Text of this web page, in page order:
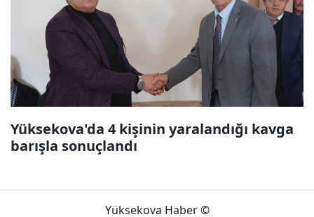
Yüksekova'da 4 kişinin yaralandığı kavga
barışla sonuçlandı
Yüksekova Haber ©